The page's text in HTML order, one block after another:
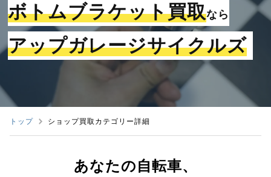
ボトムブラケット買取なら
アップガレージサイクルズ
トップ ショップ買取カテゴリー詳細
あなたの自転車、